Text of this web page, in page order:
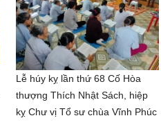
Lễ húy kỵ lần thứ 68 Cố Hòa
thượng Thích Nhật Sách, hiệp
kỵ Chư vị Tổ sư chùa Vĩnh Phúc